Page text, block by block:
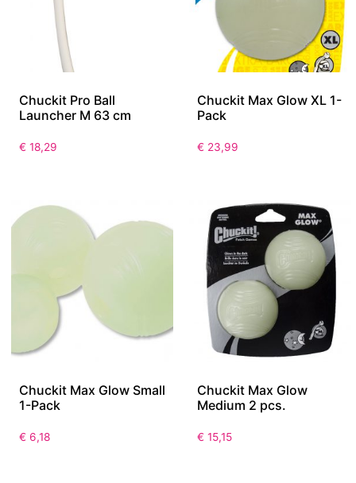
Chuckit Pro Ball
Launcher M 63 cm
€ 18,29
Chuckit Max Glow XL 1-
Pack
€ 23,99
Chuckit Max Glow Small
1-Pack
€ 6,18
Chuckit Max Glow
Medium 2 pcs.
€ 15,15